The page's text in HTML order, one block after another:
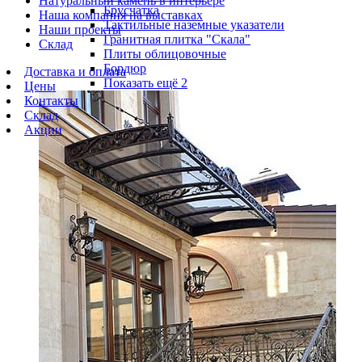
Брусчатка
Тактильные наземные указатели
Гранитная плитка "Скала"
Плиты облицовочные
Бордюр
Показать ещё 2
Наша компания на выставках
Наши проекты
Склад
Доставка и оплата
Цены
Контакты
Склад
Акции